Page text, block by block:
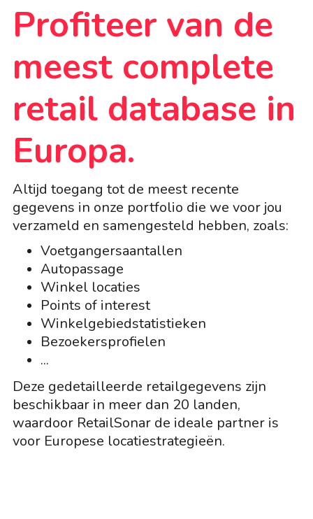
Profiteer van de
meest complete
retail database in
Europa.
Altijd toegang tot de meest recente
gegevens in onze portfolio die we voor jou
verzameld en samengesteld hebben, zoals:
Voetgangersaantallen
Autopassage
Winkel locaties
Points of interest
Winkelgebiedstatistieken
Bezoekersprofielen
...
Deze gedetailleerde retailgegevens zijn
beschikbaar in meer dan 20 landen,
waardoor RetailSonar de ideale partner is
voor Europese locatiestrategieën.